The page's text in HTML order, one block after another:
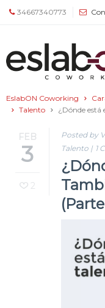
34667340773
EslabON Coworking
Talento
¿Dónde está
FEB
3
2
Posted by
Talento | 1
Quiénes
somos
Espacios
Tour
Tarifas